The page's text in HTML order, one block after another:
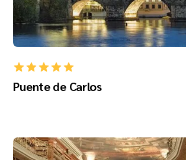
Puente de Carlos